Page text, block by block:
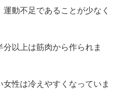
動不足であることが少なく
以上は筋肉から作られま
性は冷えやすくなっていま